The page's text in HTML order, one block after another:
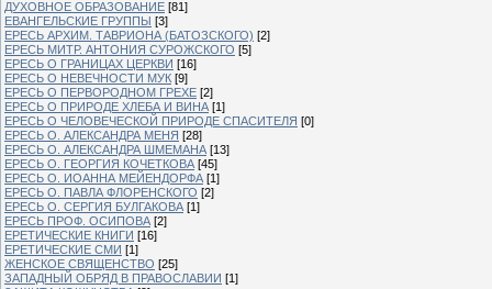
ДУХОВНОЕ ОБРАЗОВАНИЕ [81]
ЕВАНГЕЛЬСКИЕ ГРУППЫ [3]
ЕРЕСЬ АРХИМ. ТАВРИОНА (БАТОЗСКОГО) [2]
ЕРЕСЬ МИТР. АНТОНИЯ СУРОЖСКОГО [5]
ЕРЕСЬ О ГРАНИЦАХ ЦЕРКВИ [16]
ЕРЕСЬ О НЕВЕЧНОСТИ МУК [9]
ЕРЕСЬ О ПЕРВОРОДНОМ ГРЕХЕ [2]
ЕРЕСЬ О ПРИРОДЕ ХЛЕБА И ВИНА [1]
ЕРЕСЬ О ЧЕЛОВЕЧЕСКОЙ ПРИРОДЕ СПАСИТЕЛЯ [0]
ЕРЕСЬ О. АЛЕКСАНДРА МЕНЯ [28]
ЕРЕСЬ О. АЛЕКСАНДРА ШМЕМАНА [13]
ЕРЕСЬ О. ГЕОРГИЯ КОЧЕТКОВА [45]
ЕРЕСЬ О. ИОАННА МЕЙЕНДОРФА [1]
ЕРЕСЬ О. ПАВЛА ФЛОРЕНСКОГО [2]
ЕРЕСЬ О. СЕРГИЯ БУЛГАКОВА [1]
ЕРЕСЬ ПРОФ. ОСИПОВА [2]
ЕРЕТИЧЕСКИЕ КНИГИ [16]
ЕРЕТИЧЕСКИЕ СМИ [1]
ЖЕНСКОЕ СВЯЩЕНСТВО [25]
ЗАПАДНЫЙ ОБРЯД В ПРАВОСЛАВИИ [1]